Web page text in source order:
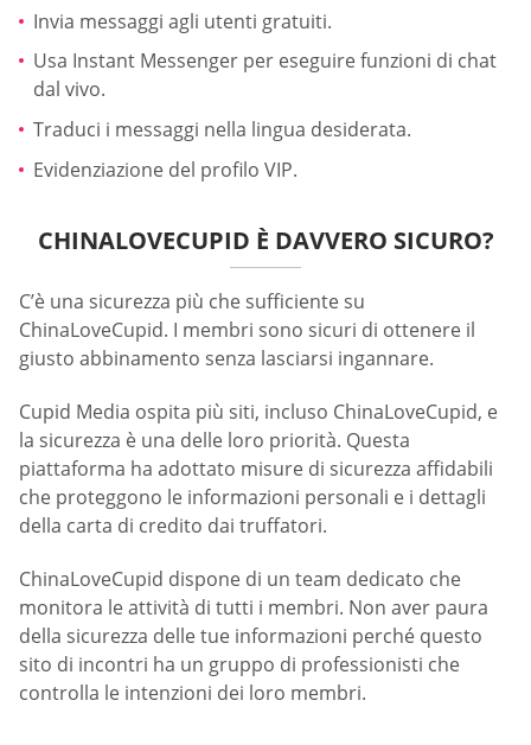
Invia messaggi agli utenti gratuiti.
Usa Instant Messenger per eseguire funzioni di chat
dal vivo.
Traduci i messaggi nella lingua desiderata.
Evidenziazione del profilo VIP.
CHINALOVECUPID È DAVVERO SICURO?
C’è una sicurezza più che sufficiente su
ChinaLoveCupid. I membri sono sicuri di ottenere il
giusto abbinamento senza lasciarsi ingannare.
Cupid Media ospita più siti, incluso ChinaLoveCupid, e
la sicurezza è una delle loro priorità. Questa
piattaforma ha adottato misure di sicurezza affidabili
che proteggono le informazioni personali e i dettagli
della carta di credito dai truffatori.
ChinaLoveCupid dispone di un team dedicato che
monitora le attività di tutti i membri. Non aver paura
della sicurezza delle tue informazioni perché questo
sito di incontri ha un gruppo di professionisti che
controlla le intenzioni dei loro membri.